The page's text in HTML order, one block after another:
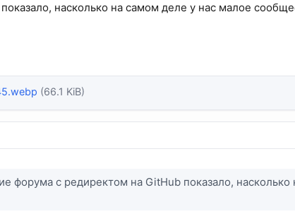
насколько на самом деле у нас малое
(66.1 KiB)
форума с редиректом на GitHub показало,